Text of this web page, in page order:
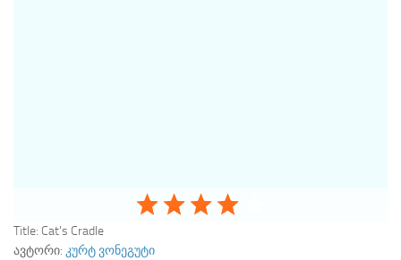
Title: Cat's Cradle
ავტორი: კურტ ვონეგუტი